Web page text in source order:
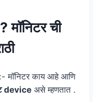
मॉनिटर ची
काय आहे आणि
device असे म्हणतात .